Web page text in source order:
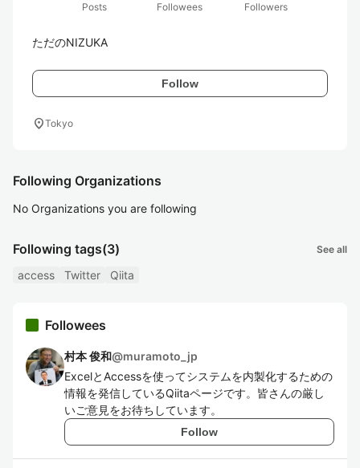
Posts
Followees
Followers
ただのNIZUKA
Follow
location_onTokyo
Following Organizations
No Organizations you are following
Following tags(3) See all
access Twitter Qiita
Followees
村本 俊和@muramoto_jp
ExcelとAccessを使ってシステムを内製化するための
情報を発信しているQiitaページです。皆さんの厳し
いご意見をお待ちしています。
Follow